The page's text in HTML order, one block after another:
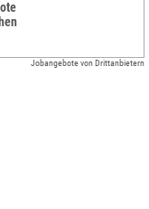
Jobangebote von Drittanbietern